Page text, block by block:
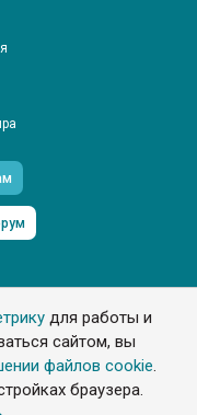
для работы и
сайтом, вы
файлов cookie.
браузера.
защищены
с обязательной